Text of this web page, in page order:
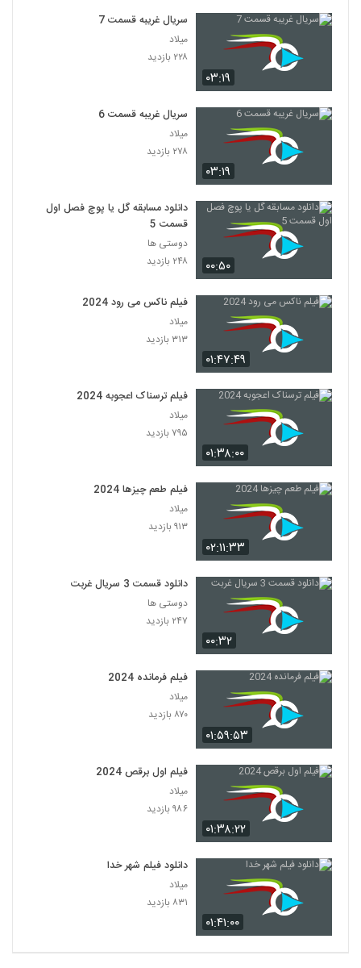
۰۳:۱۹
سریال غریبه قسمت 7
میلاد
۲۲۸ بازدید
۰۳:۱۹
سریال غریبه قسمت 6
میلاد
۲۷۸ بازدید
۰۰:۵۰
دانلود مسابقه گل یا پوچ فصل اول
قسمت 5
دوستی ها
۲۴۸ بازدید
۰۱:۴۷:۴۹
فیلم ناکس می رود 2024
میلاد
۳۱۳ بازدید
۰۱:۳۸:۰۰
فیلم ترسناک اعجوبه 2024
میلاد
۷۹۵ بازدید
۰۲:۱۱:۳۳
فیلم طعم چیزها 2024
میلاد
۹۱۳ بازدید
۰۰:۳۲
دانلود قسمت 3 سریال غربت
دوستی ها
۲۴۷ بازدید
۰۱:۵۹:۵۳
فیلم فرمانده 2024
میلاد
۸۷۰ بازدید
۰۱:۳۸:۲۲
فیلم اول برقص 2024
میلاد
۹۸۶ بازدید
۰۱:۴۱:۰۰
دانلود فیلم شهر خدا
میلاد
۸۳۱ بازدید